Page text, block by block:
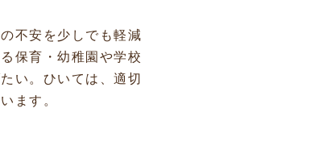
不安を少しでも軽減
保育・幼稚園や学校
い。ひいては、適切
ます。